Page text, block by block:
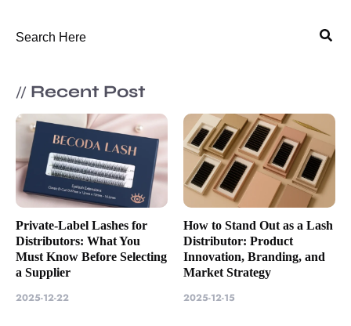
// Recent Post
Private-Label Lashes for
Distributors: What You
Must Know Before Selecting
a Supplier
2025-12-22
How to Stand Out as a Lash
Distributor: Product
Innovation, Branding, and
Market Strategy
2025-12-15